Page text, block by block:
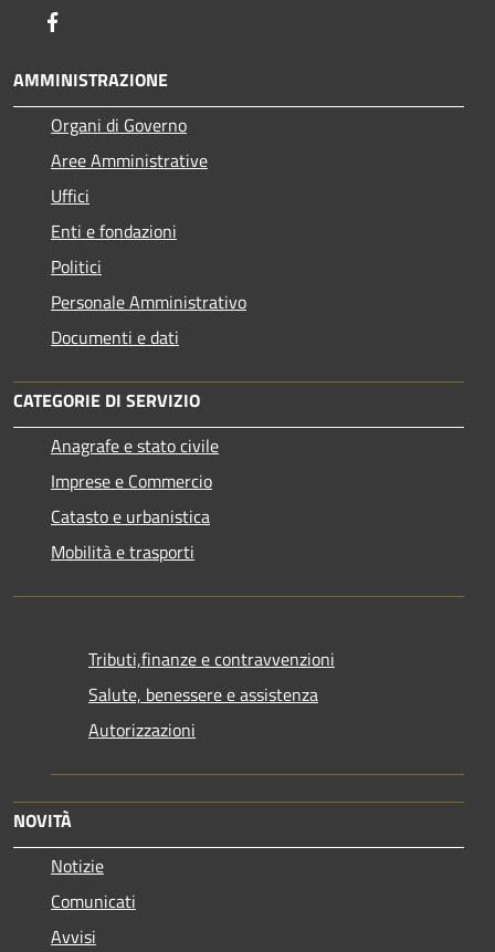
AMMINISTRAZIONE
Organi di Governo
Aree Amministrative
Uffici
Enti e fondazioni
Politici
Personale Amministrativo
Documenti e dati
CATEGORIE DI SERVIZIO
Anagrafe e stato civile
Imprese e Commercio
Catasto e urbanistica
Mobilità e trasporti
Tributi,finanze e contravvenzioni
Salute, benessere e assistenza
Autorizzazioni
NOVITÀ
Notizie
Comunicati
Avvisi